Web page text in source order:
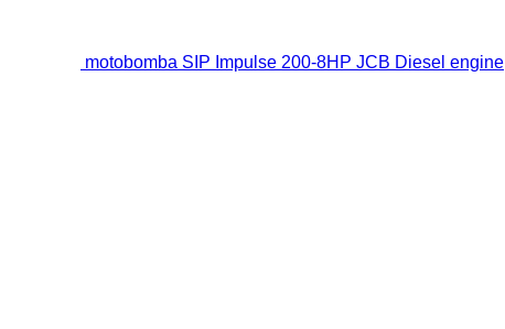
motobomba SIP Impulse 200-8HP JCB Diesel engine